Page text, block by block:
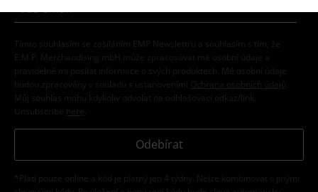
Tímto souhlasím se zasíláním EMP Newslettru a souhlasím s tím, že
E.M.P. Merchandising mbH může zpracovávat mé osobní údaje a
pravidelně mi posílat informace o svých produktech. Mé osobní údaje
budou zpracovány v souladu s ustanoveními
Ochrana osobních údajů
Můj souhlas mohu kdykoliv odvolat na odhlašovací odkaz/link.
Unsubscribe here
Odebírat
*Platí pouze online a kód je platný jen 4 týdny. Nelze kombinovat s jinými